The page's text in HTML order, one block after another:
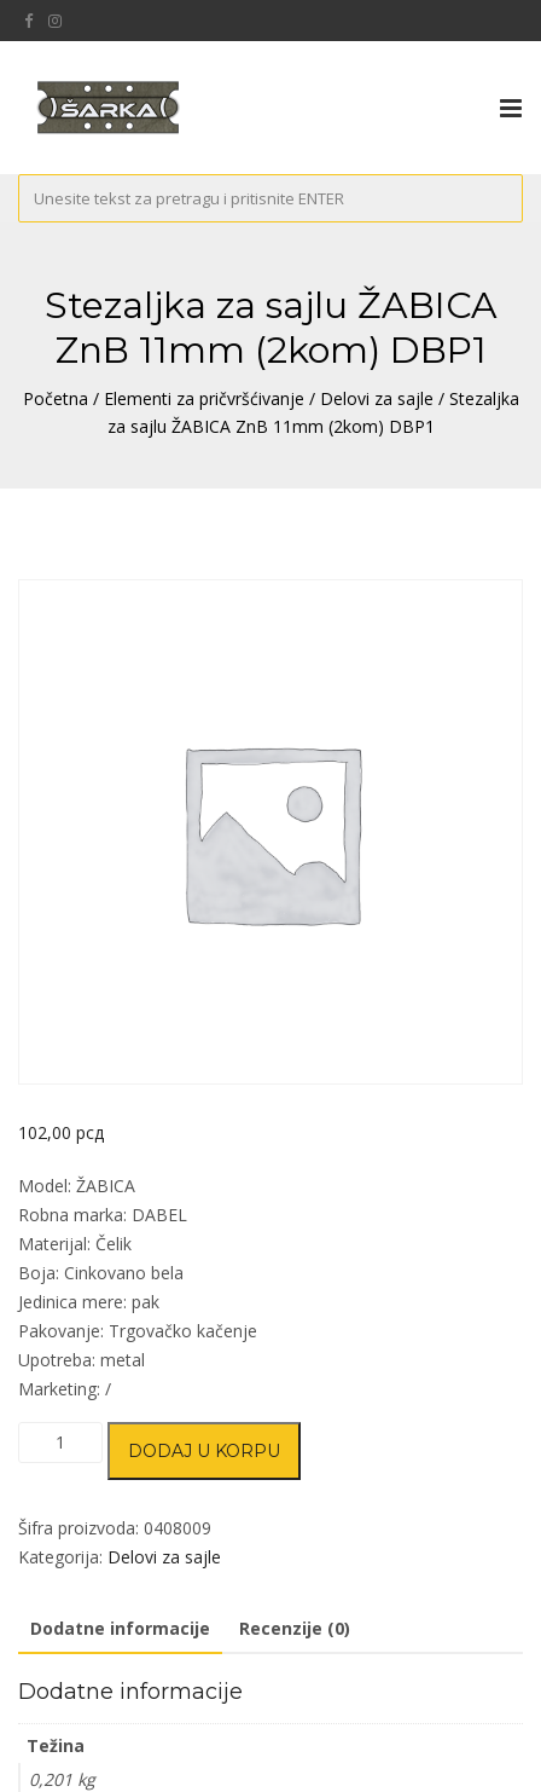
Stezaljka za sajlu ŽABICA
ZnB 11mm (2kom) DBP1
Početna / Elementi za pričvršćivanje / Delovi za sajle / Stezaljka
za sajlu ŽABICA ZnB 11mm (2kom) DBP1
102,00 рсд
Model: ŽABICA
Robna marka: DABEL
Materijal: Čelik
Boja: Cinkovano bela
Jedinica mere: pak
Pakovanje: Trgovačko kačenje
Upotreba: metal
Marketing: /
Stezaljka
ŽABICA
ZnB
DBP1
DODAJ U KORPU
Šifra proizvoda: 0408009
Kategorija: Delovi za sajle
Dodatne informacije Recenzije (0)
Dodatne informacije
Težina
0,201 kg